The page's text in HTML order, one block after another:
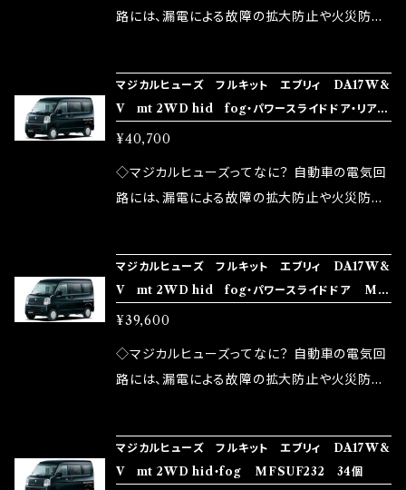
ドリング安定化（静粛性UP） ・ターボ車のターボ
など、これらの効果は、タウンユースだけでなく、
モータースポーツシーンでの実証実験の上、 製
品化を果たしております。
中に漏電してしまう。 3.金属プレートが接触する
ズが、マジカルヒューズになります。 ◇マジカル
ヒューズの効果 マジカルヒューズは放電防止効
果・接触抵抗低減効果により、このような効果を
発揮します。 ・アクセルレスポンスの向上 ・アイ
ドリング安定化（静粛性UP） ・ターボ車のターボ
など、これらの効果は、タウンユースだけでなく、
モータースポーツシーンでの実証実験の上、 製
品化を果たしております。
路には、漏電による故障の拡大防止や火災防止
路として、各回路への電力供給を行っています。
しかし、ヒューズには拭い去れない欠点があり
ます。 1.溶接回路であるため、配線と比較し抵抗
が大きい。 2.金属部分が露出している為、空気
中に漏電してしまう。 3.金属プレートが接触する
ズが、マジカルヒューズになります。 ◇マジカル
ヒューズの効果 マジカルヒューズは放電防止効
果・接触抵抗低減効果により、このような効果を
発揮します。 ・アクセルレスポンスの向上 ・アイ
ドリング安定化（静粛性UP） ・ターボ車のターボ
など、これらの効果は、タウンユースだけでなく、
モータースポーツシーンでの実証実験の上、 製
マジカルヒューズ フルキット エブリィ DA17W&
V mt 2WD hid fog・パワースライドドア・リアヒ
ーター MFSUF234 37個
¥40,700
◇マジカルヒューズってなに？ 自動車の電気回
路には、漏電による故障の拡大防止や火災防止
路として、各回路への電力供給を行っています。
しかし、ヒューズには拭い去れない欠点があり
ます。 1.溶接回路であるため、配線と比較し抵抗
が大きい。 2.金属部分が露出している為、空気
中に漏電してしまう。 3.金属プレートが接触する
ズが、マジカルヒューズになります。 ◇マジカル
ヒューズの効果 マジカルヒューズは放電防止効
マジカルヒューズ フルキット エブリィ DA17W&
V mt 2WD hid fog・パワースライドドア MF
SUF233 36個
¥39,600
◇マジカルヒューズってなに？ 自動車の電気回
路には、漏電による故障の拡大防止や火災防止
路として、各回路への電力供給を行っています。
しかし、ヒューズには拭い去れない欠点があり
マジカルヒューズ フルキット エブリィ DA17W&
V mt 2WD hid・fog MFSUF232 34個